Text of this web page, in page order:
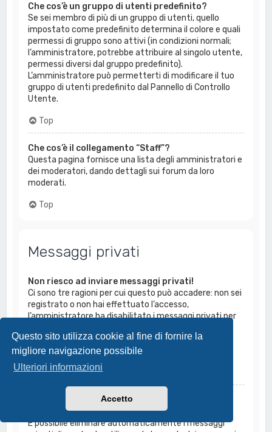
Questo sito utilizza cookie al fine di fornire la
migliore navigazione possibile
Ulteriori informazioni
Accetto
Che cos’è un gruppo di utenti predefinito?
Se sei membro di più di un gruppo di utenti, quello
impostato come predefinito determina il colore e quali
permessi di gruppo sono attivi (in condizioni normali;
l’amministratore, potrebbe attribuire al singolo utente,
permessi diversi dal gruppo predefinito).
L’amministratore può permetterti di modificare il tuo
gruppo di utenti predefinito dal Pannello di Controllo
Utente.
Top
Che cos’è il collegamento “Staff”?
Questa pagina fornisce una lista degli amministratori e
dei moderatori, dando dettagli sui forum da loro
moderati.
Top
Messaggi privati
Non riesco ad inviare messaggi privati!
Ci sono tre ragioni per cui questo può accadere: non sei
registrato o non hai effettuato l’accesso,
l’amministratore ha disabilitato i messaggi privati per
tuo caso è l’ultimo, prova a chiederne il motivo
all’amministratore.
Top
Continuano ad arrivarmi messaggi privati
indesiderati!
È possibile eliminare automaticamente i messaggi